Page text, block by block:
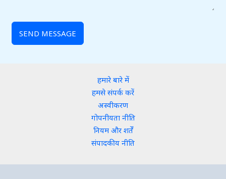
SEND MESSAGE
हमारे बारे में
हमसे संपर्क करें
अस्वीकरण
गोपनीयता नीति
नियम और शर्तें
संपादकीय नीति